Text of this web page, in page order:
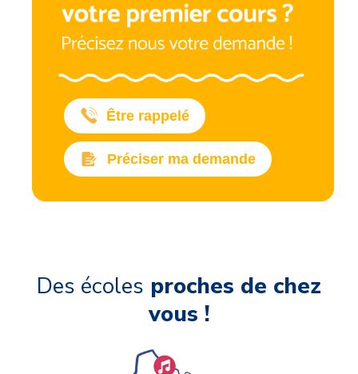
Être rappelé
Préciser ma demande
Des écoles proches de chez
vous !